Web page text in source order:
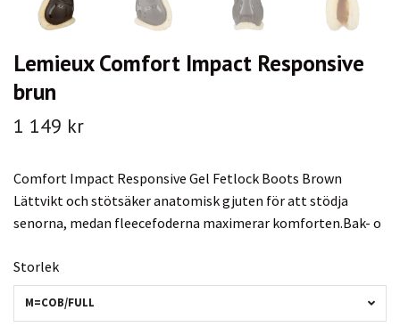
Lemieux Comfort Impact Responsive
brun
1 149 kr
Comfort Impact Responsive Gel Fetlock Boots Brown
Lättvikt och stötsäker anatomisk gjuten för att stödja
senorna, medan fleecefoderna maximerar komforten.Bak- o
Storlek
M=COB/FULL